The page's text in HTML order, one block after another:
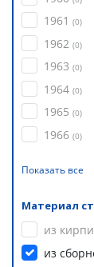
1961 (0)
1962 (0)
1963 (0)
1964 (0)
1965 (0)
1966 (0)
Показать все
Материал
из
из